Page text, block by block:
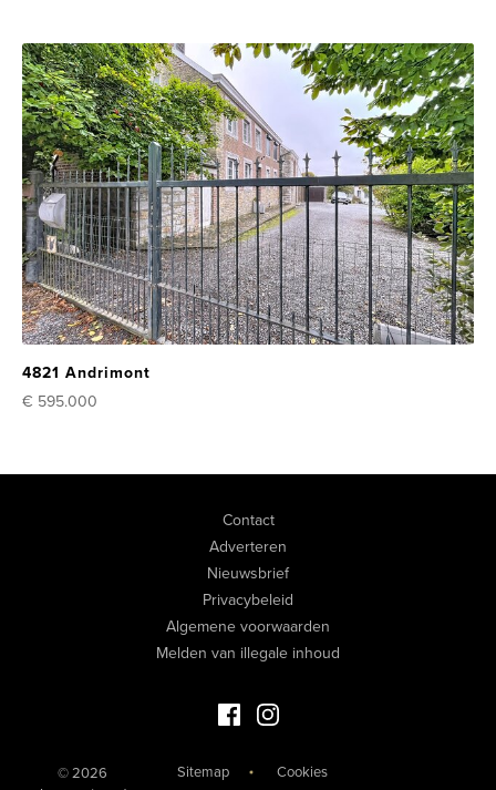
4821 Andrimont
€ 595.000
Contact
Adverteren
Nieuwsbrief
Privacybeleid
Algemene voorwaarden
Melden van illegale inhoud
Facebook Luxevastgoed
Instagram Luxevastgoed
© 2026
Sitemap
Cookies